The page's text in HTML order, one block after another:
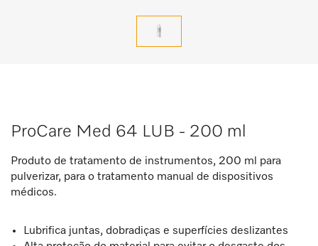
ProCare Med 64 LUB - 200 ml
Produto de tratamento de instrumentos, 200 ml para
pulverizar, para o tratamento manual de dispositivos
médicos.
Lubrifica juntas, dobradiças e superfícies deslizantes